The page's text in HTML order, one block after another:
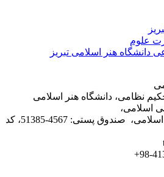
هنر اسلامی تبریز
دانشگاه هنر اسلامی
دفتر نشریه هنرهای صناعی اسلامی، صندوق پستی: 4567-51385، کد